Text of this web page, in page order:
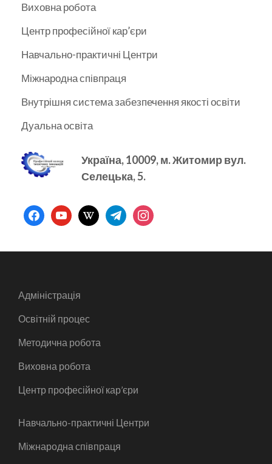
Виховна робота
Центр професійної кар’єри
Навчально-практичні Центри
Міжнародна співпраця
Внутрішня система забезпечення якості освіти
Дуальна освіта
Україна, 10009, м.Житомир вул.
Селецька, 5.
facebookyoutubewikipediatelegraminstagram
Адміністрація
Освітній процес
Методична робота
Виховна робота
Центр професійної кар’єри
Навчально-практичні Центри
Міжнародна співпраця